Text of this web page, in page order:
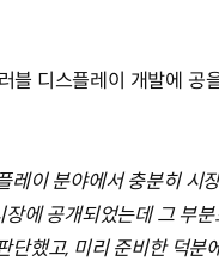
블 디스플레이 개발에 공
이 분야에서 충분히 시
에 공개되었는데 그 부
했고, 미리 준비한 덕분